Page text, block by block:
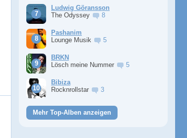
Ludwig Göransson
The Odyssey
8
Pashanim
Lounge Musik
5
BRKN
Lösch meine Nummer
5
Bibiza
Rocknrollstar
3
Mehr Top-Alben anzeigen